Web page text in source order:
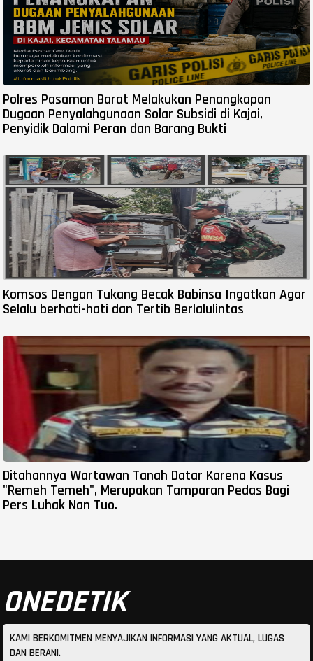
Polres Pasaman Barat Melakukan Penangkapan
Dugaan Penyalahgunaan Solar Subsidi di Kajai,
Penyidik Dalami Peran dan Barang Bukti
Komsos Dengan Tukang Becak Babinsa Ingatkan Agar
Selalu berhati-hati dan Tertib Berlalulintas
Ditahannya Wartawan Tanah Datar Karena Kasus
"Remeh Temeh", Merupakan Tamparan Pedas Bagi
Pers Luhak Nan Tuo.
ONEDETIK
KAMI BERKOMITMEN MENYAJIKAN INFORMASI YANG AKTUAL, LUGAS
DAN BERANI.